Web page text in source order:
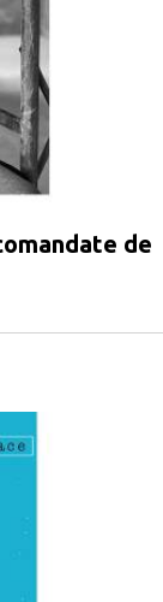
de